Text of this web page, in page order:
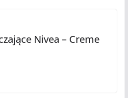
Nivea – Creme